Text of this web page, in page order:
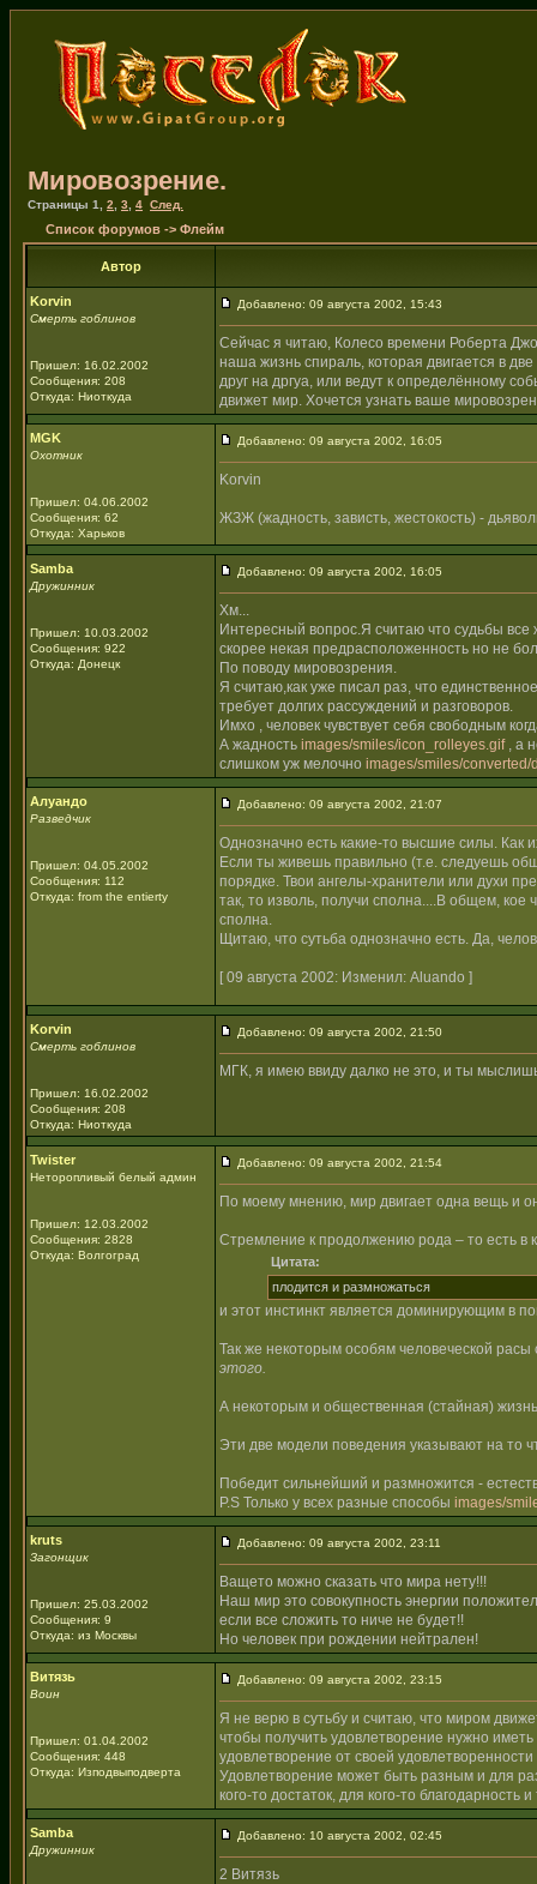
Мировозрение.
Страницы 1 2 3 4 След.
Список форумов -> Флейм
Автор
Korvin
Смерть гоблинов
Пришел: 16.02.2002
Сообщения: 208
Откуда: Ниоткуда
Добавлено: 09 августа 2002, 15:43
Сейчас я читаю, Колесо времени Роберта
наша жизнь спираль, которая двигается в
друг на дргуа, или ведут к определённому
движет мир. Хочется узнать ваше
MGK
Охотник
Пришел: 04.06.2002
Сообщения: 62
Откуда: Харьков
Добавлено: 09 августа 2002, 16:05
Korvin
ЖЗЖ (жадность, зависть, жестокость) -
Samba
Дружинник
Пришел: 10.03.2002
Сообщения: 922
Откуда: Донецк
Добавлено: 09 августа 2002, 16:05
Хм...
Интересный вопрос.Я считаю что судьбы все
скорее некая предрасположенность но не
По поводу мировозрения.
Я считаю,как уже писал раз, что
требует долгих рассуждений и разговоров.
Имхо , человек чувствует себя свободным
А жадность images/smiles/icon_rolleyes.gif, а
слишком уж мелочно images/smiles/converted/
Алуандо
Разведчик
Пришел: 04.05.2002
Сообщения: 112
Откуда: from the entierty
Добавлено: 09 августа 2002, 21:07
Однозначно есть какие-то высшие силы. Как
Если ты живешь правильно (т.е. следуешь
порядке. Твои ангелы-хранители или духи
так, то изволь, получи сполна....В общем, кое
сполна.
Щитаю, что сутьба однозначно есть. Да,
[ 09 августа 2002: Изменил: Aluando ]
Korvin
Смерть гоблинов
Пришел: 16.02.2002
Сообщения: 208
Откуда: Ниоткуда
Добавлено: 09 августа 2002, 21:50
МГК, я имею ввиду далко не это, и ты
Twister
Неторопливый белый админ
Пришел: 12.03.2002
Сообщения: 2828
Откуда: Волгоград
Добавлено: 09 августа 2002, 21:54
По моему мнению, мир двигает одна вещь и
Стремление к продолжению рода – то есть в
Цитата:
плодится и размножаться
и этот инстинкт является доминирующим в
Так же некоторым особям человеческой
этого.
А некоторым и общественная (стайная)
Эти две модели поведения указывают на то
Победит сильнейший и размножится -
P.S Только у всех разные способы images/
kruts
Загонщик
Пришел: 25.03.2002
Сообщения: 9
Откуда: из Москвы
Добавлено: 09 августа 2002, 23:11
Ващето можно сказать что мира нету!!!
Наш мир это совокупность энергии
если все сложить то ниче не будет!!
Но человек при рождении нейтрален!
Витязь
Воин
Пришел: 01.04.2002
Сообщения: 448
Откуда: Изподвыподверта
Добавлено: 09 августа 2002, 23:15
Я не верю в сутьбу и считаю, что миром
чтобы получить удовлетворение нужно
удовлетворение от своей
Удовлетворение может быть разным и для
кого-то достаток, для кого-то
Samba
Дружинник
Добавлено: 10 августа 2002, 02:45
2 Витязь